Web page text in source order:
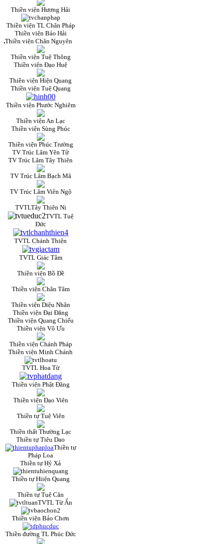
Thiền viện Hương Hải
Thiền viện TL Chân Pháp
Thiền viện Bảo Hải
Thiền viện Chân Nguyên
Thiền viện Tuệ Thông
Thiền viện Đạo Huệ
Thiền viện Hiện Quang
Thiền viện Tuệ Quang
Thiền viện Phước Nghiêm
Thiền viện An Lạc
Thiền viện Sùng Phúc
Thiền viện Phúc Trường
TV Trúc Lâm Yên Tử
TV Trúc Lâm Tây Thiên
TV Trúc Lâm Bạch Mã
TV Trúc Lâm Viên Ngộ
TVTLTây Thiên Ni
TVTL Tuệ
Đức
TVTL Chánh Thiện
TVTL Giác Tâm
Thiền viện Bồ Đề
Thiền viện Chân Tâm
Thiền viện Diệu Nhân
Thiền viện Đại Đăng
Thiền viện Quang Chiếu
Thiền viện Vô Ưu
Thiền viện Chánh Pháp
Thiền viện Minh Chánh
TVTL Hoa Từ
Thiền viện Phật Đăng
Thiền viện Đạo Viên
Thiền tự Tuệ Viên
Thiền thất Thường Lạc
Thiền tự Tiêu Dao
Thiền tự
Pháp Loa
Thiền tự Hỷ Xả
Thiền tự Hiiện Quang
Thiền tự Tuệ Căn
TVTL Từ Ấn
Thiền viện Bảo Chơn
Thiền đường TL Phúc Đức